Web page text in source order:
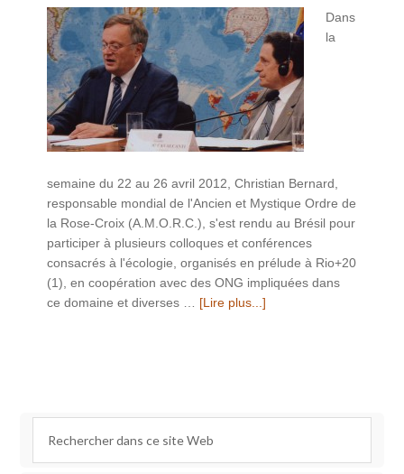
Dans
la
semaine du 22 au 26 avril 2012, Christian Bernard,
responsable mondial de l'Ancien et Mystique Ordre de
la Rose-Croix (A.M.O.R.C.), s'est rendu au Brésil pour
participer à plusieurs colloques et conférences
consacrés à l'écologie, organisés en prélude à Rio+20
(1), en coopération avec des ONG impliquées dans
ce domaine et diverses … [Lire plus...]